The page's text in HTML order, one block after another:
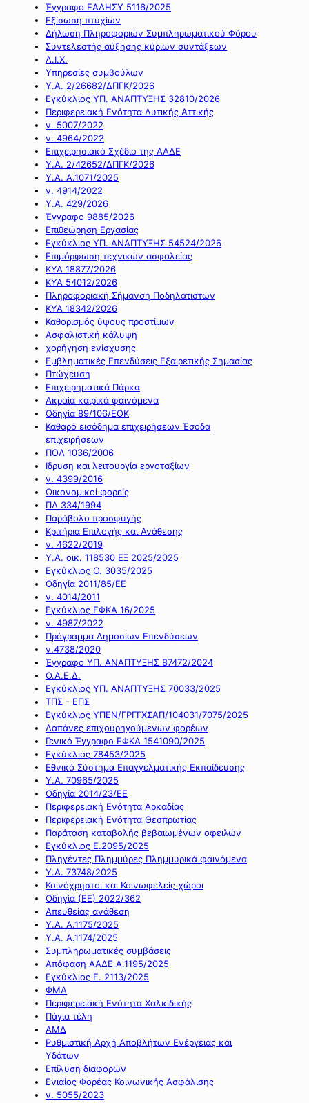
Έγγραφο ΕΑΔΗΣΥ 5116/2025
Εξίσωση πτυχίων
Δήλωση Πληροφοριών Συμπληρωματικού Φόρου
Συντελεστής αύξησης κύριων συντάξεων
Λ.Ι.Χ.
Υπηρεσίες συμβούλων
Υ.Α. 2/26682/ΔΠΓΚ/2026
Εγκύκλιος ΥΠ. ΑΝΑΠΤΥΞΗΣ 32810/2026
Περιφερειακή Ενότητα Δυτικής Αττικής
ν. 5007/2022
ν. 4964/2022
Επιχειρησιακό Σχέδιο της ΑΑΔΕ
Υ.Α. 2/42652/ΔΠΓΚ/2026
Υ.Α. Α.1071/2025
ν. 4914/2022
Υ.Α. 429/2026
Έγγραφο 9885/2026
Επιθεώρηση Εργασίας
Εγκύκλιος ΥΠ. ΑΝΑΠΤΥΞΗΣ 54524/2026
Επιμόρφωση τεχνικών ασφαλείας
ΚΥΑ 18877/2026
ΚΥΑ 54012/2026
Πληροφοριακή Σήμανση Ποδηλατιστών
ΚΥΑ 18342/2026
Καθορισμός ύψους προστίμων
Ασφαλιστική κάλυψη
χορήγηση ενίσχυσης
Εμβληματικές Επενδύσεις Εξαιρετικής Σημασίας
Πτώχευση
Επιχειρηματικά Πάρκα
Ακραία καιρικά φαινόμενα
Οδηγία 89/106/ΕΟΚ
Καθαρό εισόδημα επιχειρήσεων Έσοδα
επιχειρήσεων
ΠΟΛ 1036/2006
Ιδρυση και λειτουργία εργοταξίων
ν. 4399/2016
Οικονομικοί φορείς
ΠΔ 334/1994
Παράβολο προσφυγής
Κριτήρια Επιλογής και Ανάθεσης
ν. 4622/2019
Υ.Α. οικ. 118530 ΕΞ 2025/2025
Εγκύκλιος Ο. 3035/2025
Οδηγία 2011/85/ΕΕ
ν. 4014/2011
Εγκύκλιος ΕΦΚΑ 16/2025
ν. 4987/2022
Πρόγραμμα Δημοσίων Επενδύσεων
ν.4738/2020
Έγγραφο ΥΠ. ΑΝΑΠΤΥΞΗΣ 87472/2024
Ο.Α.Ε.Δ.
Εγκύκλιος ΥΠ. ΑΝΑΠΤΥΞΗΣ 70033/2025
ΤΠΣ - ΕΠΣ
Εγκύκλιος ΥΠΕΝ/ΓΡΓΓΧΣΑΠ/104031/7075/2025
Δαπάνες επιχουρηγούμενων φορέων
Γενικό Έγγραφο ΕΦΚΑ 1541090/2025
Εγκύκλιος 78453/2025
Εθνικό Σύστημα Επαγγελματικής Εκπαίδευσης
Υ.Α. 70965/2025
Οδηγία 2014/23/ΕΕ
Περιφερειακή Ενότητα Αρκαδίας
Περιφερειακή Ενότητα Θεσπρωτίας
Παράταση καταβολής βεβαιωμένων οφειλών
Εγκύκλιος Ε.2095/2025
Πληγέντες Πλημμύρες Πλημμυρικά φαινόμενα
Υ.Α. 73748/2025
Κοινόχρηστοι και Κοινωφελείς χώροι
Οδηγία (ΕΕ) 2022/362
Απευθείας ανάθεση
Υ.Α. Α.1175/2025
Υ.Α. Α.1174/2025
Συμπληρωματικές συμβάσεις
Απόφαση ΑΑΔΕ Α.1195/2025
Εγκύκλιος Ε. 2113/2025
ΦΜΑ
Περιφερειακή Ενότητα Χαλκιδικής
Πάγια τέλη
ΑΜΔ
Ρυθμιστική Αρχή Αποβλήτων Ενέργειας και
Υδάτων
Επίλυση διαφορών
Ενιαίος Φορέας Κοινωνικής Ασφάλισης
ν. 5055/2023